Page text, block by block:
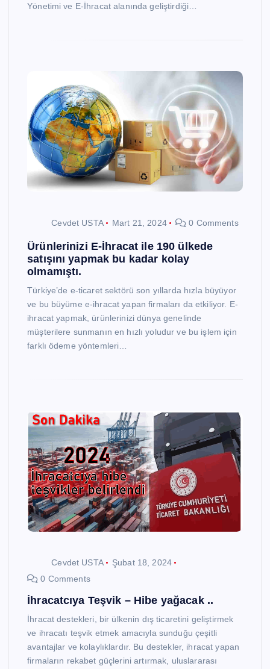
Yönetimi ve E-İhracat alanında geliştirdiği…
Cevdet USTA Mart 21, 2024 0 Comments
Ürünlerinizi E-İhracat ile 190 ülkede
satışını yapmak bu kadar kolay
olmamıştı.
Türkiye’de e-ticaret sektörü son yıllarda hızla büyüyor
ve bu büyüme e-ihracat yapan firmaları da etkiliyor. E-
ihracat yapmak, ürünlerinizi dünya genelinde
müşterilere sunmanın en hızlı yoludur ve bu işlem için
farklı ödeme yöntemleri…
Cevdet USTA
Şubat 18, 2024
0 Comments
İhracatcıya Teşvik – Hibe yağacak ..
İhracat destekleri, bir ülkenin dış ticaretini geliştirmek
ve ihracatı teşvik etmek amacıyla sunduğu çeşitli
avantajlar ve kolaylıklardır. Bu destekler, ihracat yapan
firmaların rekabet güçlerini artırmak, uluslararası